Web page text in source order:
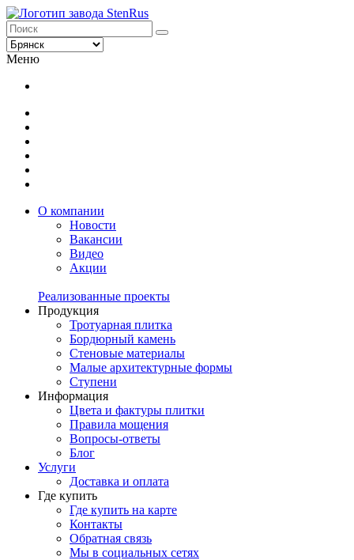
Меню
О компании
Новости
Вакансии
Видео
Акции
Реализованные проекты
Продукция
Тротуарная плитка
Бордюрный камень
Стеновые материалы
Малые архитектурные формы
Ступени
Информация
Цвета и фактуры плитки
Правила мощения
Вопросы-ответы
Блог
Услуги
Доставка и оплата
Где купить
Где купить на карте
Контакты
Обратная связь
Мы в социальных сетях